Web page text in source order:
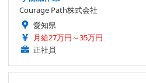
Courage Path株式会社
愛知県
月給27万円～35万円
正社員